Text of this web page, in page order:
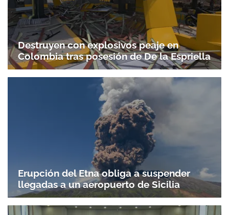
Destruyen con explosivos peaje en
Colombia tras posesión de De la Espriella
Erupción del Etna obliga a suspender
llegadas a un aeropuerto de Sicilia